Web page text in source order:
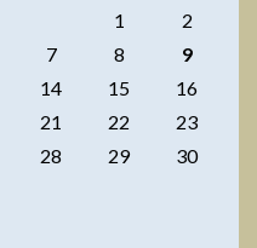
1
2
7 8
9
14 15
16
21 22
23
28 29
30